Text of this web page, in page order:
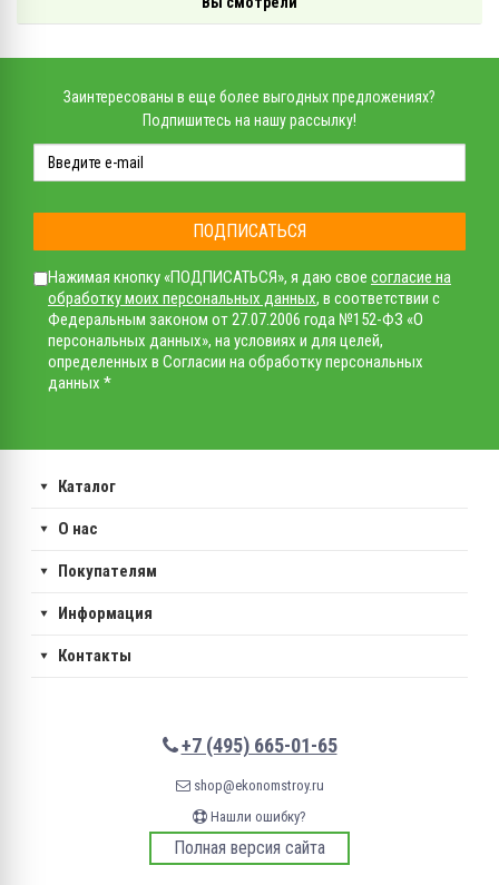
Заинтересованы в еще более выгодных предложениях?
Подпишитесь на нашу рассылку!
ПОДПИСАТЬСЯ
Нажимая кнопку «ПОДПИСАТЬСЯ», я даю свое согласие на
обработку моих персональных данных, в соответствии с
Федеральным законом от 27.07.2006 года №152-ФЗ «О
персональных данных», на условиях и для целей,
определенных в Согласии на обработку персональных
данных *
Каталог
О нас
Покупателям
Информация
Контакты
+7 (495) 665-01-65
shop@ekonomstroy.ru
Нашли ошибку?
Полная версия сайта